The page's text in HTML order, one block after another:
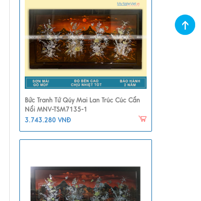
Bức Tranh Tứ Qúy Mai Lan Trúc Cúc Cẩn
Nổi MNV-TSM7135-1
3.743.280 VNĐ